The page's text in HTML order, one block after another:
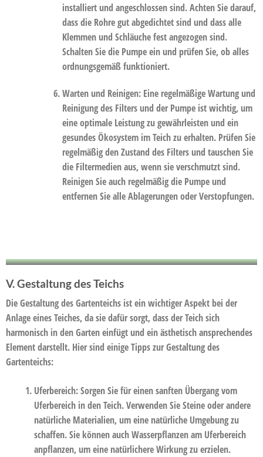
installiert und angeschlossen sind. Achten Sie darauf,
dass die Rohre gut abgedichtet sind und dass alle
Klemmen und Schläuche fest angezogen sind.
Schalten Sie die Pumpe ein und prüfen Sie, ob alles
ordnungsgemäß funktioniert.
Warten und Reinigen: Eine regelmäßige Wartung und
Reinigung des Filters und der Pumpe ist wichtig, um
eine optimale Leistung zu gewährleisten und ein
gesundes Ökosystem im Teich zu erhalten. Prüfen Sie
regelmäßig den Zustand des Filters und tauschen Sie
die Filtermedien aus, wenn sie verschmutzt sind.
Reinigen Sie auch regelmäßig die Pumpe und
entfernen Sie alle Ablagerungen oder Verstopfungen.
V. Gestaltung des Teichs
Die Gestaltung des Gartenteichs ist ein wichtiger Aspekt bei der
Anlage eines Teiches, da sie dafür sorgt, dass der Teich sich
harmonisch in den Garten einfügt und ein ästhetisch ansprechendes
Element darstellt. Hier sind einige Tipps zur Gestaltung des
Gartenteichs:
Uferbereich:Sorgen Sie für einen sanften Übergang vom
Uferbereich in den Teich. Verwenden Sie Steine oder andere
natürliche Materialien, um eine natürliche Umgebung zu
schaffen. Sie können auch Wasserpflanzen am Uferbereich
anpflanzen, um eine natürlichere Wirkung zu erzielen.